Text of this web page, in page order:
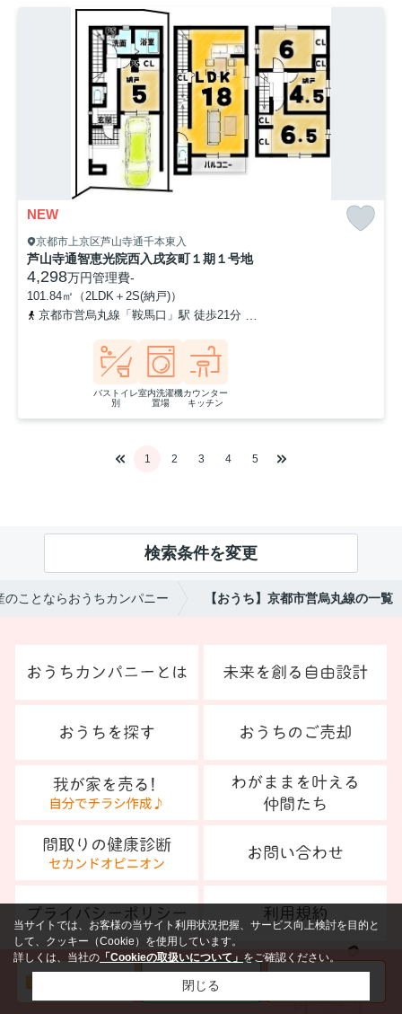
NEW
京都市上京区芦山寺通千本東入
芦山寺通智恵光院西入戌亥町１期１号地
4,298万円管理費-
101.84㎡（2LDK＋2S(納戸)）
京都市営烏丸線「鞍馬口」駅 徒歩21分
バストイレ
別
室内洗濯機
置場
カウンター
キッチン
1 2 3 4 5
検索条件を変更
のことならおうちカンパニー 【おうち】京都市営烏丸線の一覧
当サイトでは、お客様の当サイト利用状況把握、サービス向上検討を目的と
して、クッキー（Cookie）を使用しています。
詳しくは、当社の 「Cookieの取扱いについて」をご確認ください。
閉じる